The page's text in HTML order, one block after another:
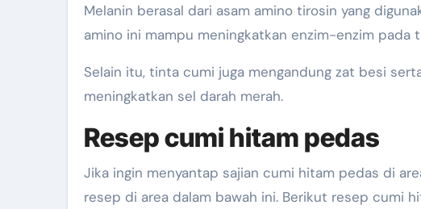
Melanin berasal dari asam amino tirosin yang
amino ini mampu meningkatkan enzim-enzim pada
Selain itu, tinta cumi juga mengandung zat besi
meningkatkan sel darah merah.
Resep cumi hitam pedas
Jika ingin menyantap sajian cumi hitam pedas di
resep di area dalam bawah ini. Berikut resep cumi